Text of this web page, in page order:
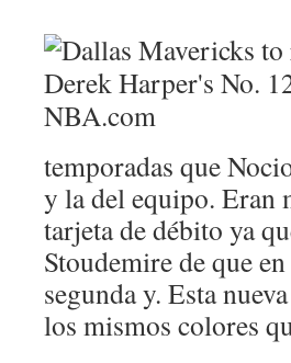
temporadas que
y la del equipo. Eran
tarjeta de débito ya
Stoudemire de que
segunda y. Esta
los mismos colores